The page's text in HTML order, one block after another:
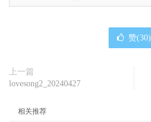
赞(30)
上一篇
lovesong2_20240427
相关推荐